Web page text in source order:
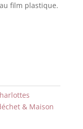
film plastique.
& Maison